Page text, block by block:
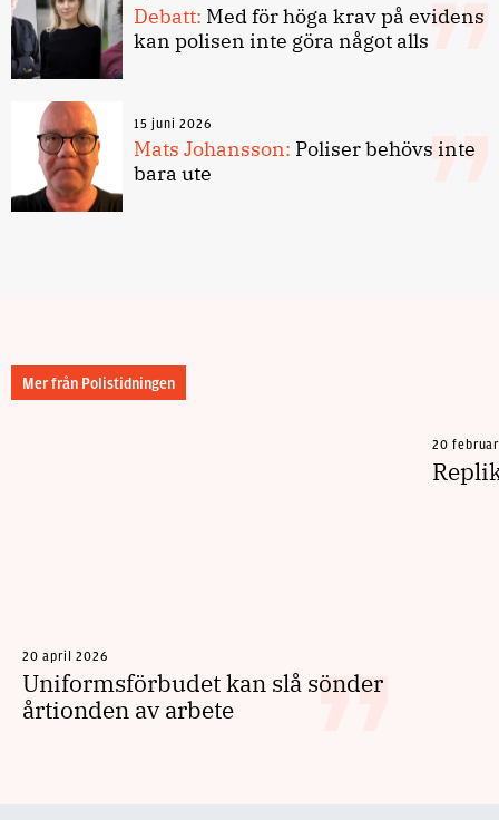
Debatt: Med för höga krav på evidens
kan polisen inte göra något alls
15 juni 2026
Mats Johansson: Poliser behövs inte
bara ute
Mer från Polistidningen
20 april 2026
Uniformsförbudet kan slå sönder
årtionden av arbete
20